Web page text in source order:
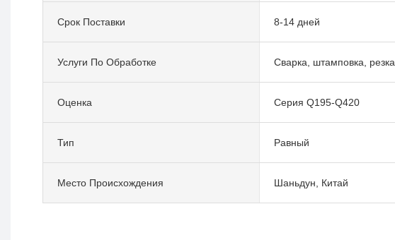
Срок Поставки 8-14 дней
Услуги По Обработке Сварка, штамповка, резка
Оценка Серия Q195-Q420
Тип Равный
Место Происхождения Шаньдун, Китай